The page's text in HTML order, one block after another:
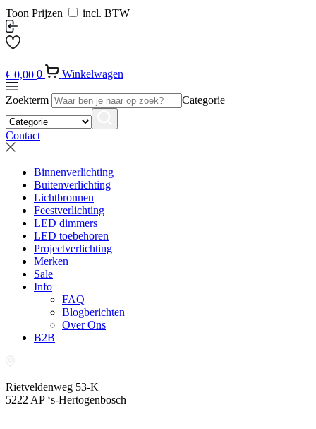
Toon Prijzen incl. BTW
€ 0,00 0 Winkelwagen
Zoekterm Categorie
Contact
Binnenverlichting
Buitenverlichting
Lichtbronnen
Feestverlichting
LED dimmers
LED toebehoren
Projectverlichting
Merken
Sale
Info
FAQ
Blogberichten
Over Ons
B2B
Rietveldenweg 53-K
5222 AP ‘s-Hertogenbosch